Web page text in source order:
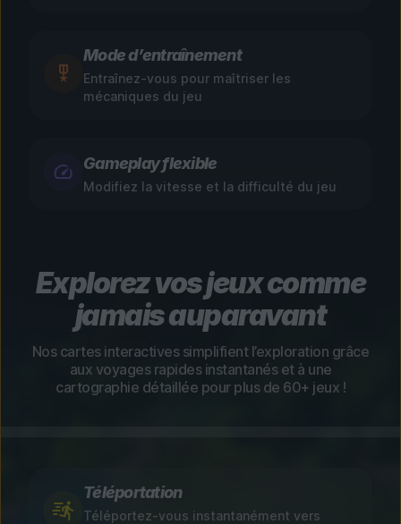
Mode d’entraînement
Entraînez-vous pour maîtriser les
mécaniques du jeu
Gameplay flexible
Modifiez la vitesse et la difficulté du jeu
Explorez vos jeux comme
jamais auparavant
Nos cartes interactives simplifient l’exploration grâce
aux voyages rapides instantanés et à une
cartographie détaillée pour plus de 60+ jeux !
Téléportation
Téléportez-vous instantanément vers